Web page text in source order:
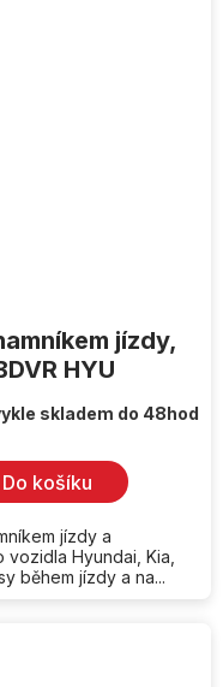
jízdy,
HYU
skladem do 48hod
Do košíku
jízdy a
Hyundai, Kia,
během jízdy a na...